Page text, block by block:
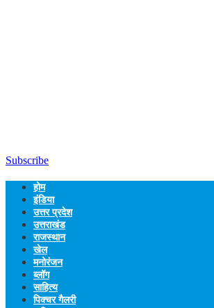
Subscribe
होम
इंडिया
उत्तर प्रदेश
उत्तराखंड
राजस्थान
खेल
मनोरंजन
ब्लॉग
साहित्य
पिक्चर गैलरी